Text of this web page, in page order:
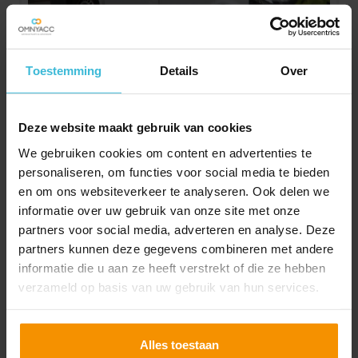
Toestemming Details Over
Deze website maakt gebruik van cookies
We gebruiken cookies om content en advertenties te
personaliseren, om functies voor social media te bieden
en om ons websiteverkeer te analyseren. Ook delen we
informatie over uw gebruik van onze site met onze
partners voor social media, adverteren en analyse. Deze
partners kunnen deze gegevens combineren met andere
informatie die u aan ze heeft verstrekt of die ze hebben
verzameld op basis van uw gebruik van hun services.
Alles toestaan
Wel of geen bijtelling voor
uw bestelauto?
24-01-2020
bijtelling voor uw zakelijke bestelauto? Ook voor het
privégebruik van een zakelijke bestelauto geldt namelijk in
beginsel gewoon de bekende bijtelling. Er zijn echter
uitzonderingen, bijvoorbeeld wanneer door de aard van
het werk verschillende werknemers de bestelauto
doorlopend afwisselend gebruiken. Hoe moeten de
begrippen 'doorlopend' en 'afwisselend' in praktijk
worden uitgelegd?
Lees verder